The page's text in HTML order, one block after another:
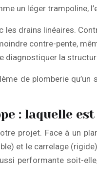
un léger trampoline,
drains linéaires.
contre-pente,
diagnostiquer la
de plomberie
: laquelle
projet. Face à un
et le carrelage
performante soit-